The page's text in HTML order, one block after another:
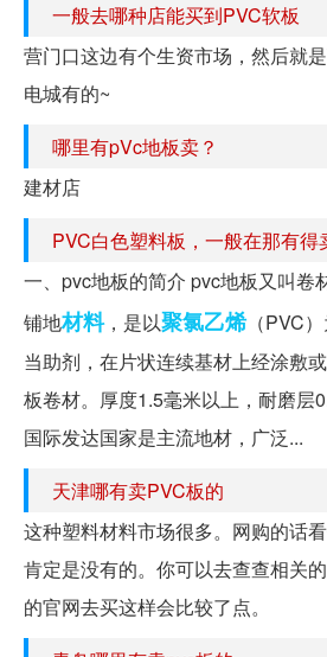
一般去哪种店能买到PVC软板
营门口这边有个生资市场，然后就
电城有的~
哪里有pVc地板卖？
建材店
PVC白色塑料板，一般在那有得
一、pvc地板的简介 pvc地板又叫卷
铺地材料，是以聚氯乙烯（PVC
当助剂，在片状连续基材上经涂敷
板卷材。厚度1.5毫米以上，耐磨层
国际发达国家是主流地材，广泛...
天津哪有卖PVC板的
这种塑料材料市场很多。网购的话
肯定是没有的。你可以去查查相关
的官网去买这样会比较了点。